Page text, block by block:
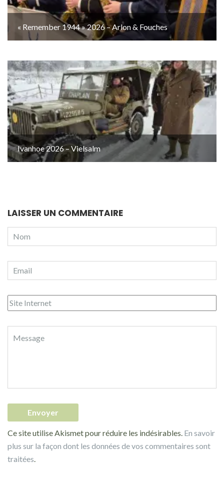
« Remember 1944 » 2026 – Arlon & Fouches
Ivanhoe 2026 – Vielsalm
LAISSER UN COMMENTAIRE
Ce site utilise Akismet pour réduire les indésirables. En savoir
plus sur la façon dont les données de vos commentaires sont
traitées